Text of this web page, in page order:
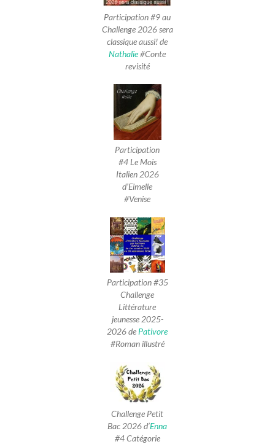
Participation #9 au
Challenge 2026 sera
classique aussi! de
Nathalie#Conte
revisité
Participation
#4 Le Mois
Italien 2026
d’Eimelle
#Venise
Participation #35
Challenge
Littérature
jeunesse 2025-
2026 dePativore
#Roman illustré
Challenge Petit
Bac 2026 d’Enna
#4 Catégorie